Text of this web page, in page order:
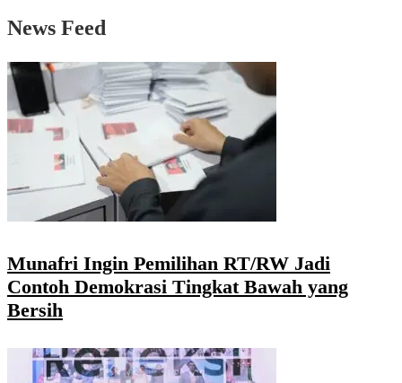
News Feed
Munafri Ingin Pemilihan RT/RW Jadi
Contoh Demokrasi Tingkat Bawah yang
Bersih